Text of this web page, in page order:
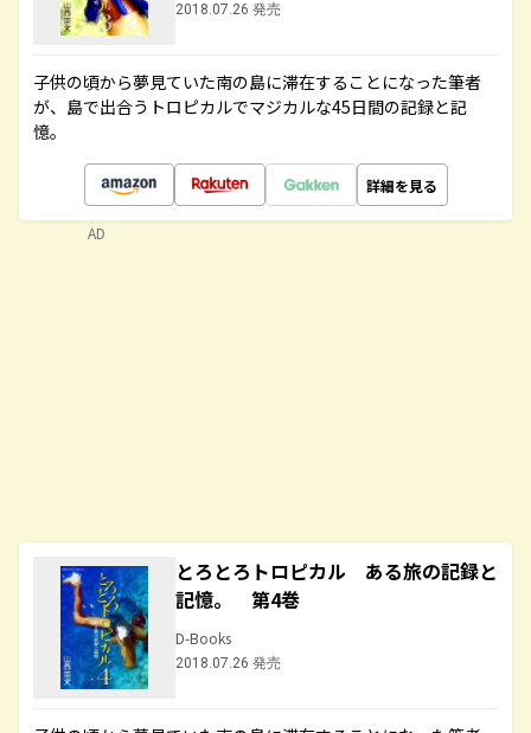
2018.07.26 発売
子供の頃から夢見ていた南の島に滞在することになった筆者
が、島で出合うトロピカルでマジカルな45日間の記録と記
憶。
詳細を見る
とろとろトロピカル ある旅の記録と
記憶。 第4巻
D-Books
2018.07.26 発売
AD